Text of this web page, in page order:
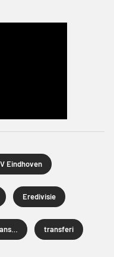
Eindhoven
Eredivisie
transferi